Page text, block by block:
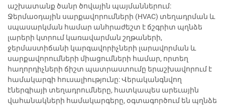
աշխատանք ծանր ծովային պայմաններում:
Ջերմաօդային սարքավորումների (HVAC) տեղադրման և
սպասարկման համար անհրաժեշտ է ճշգրիտ պղնձե
լարերի կտրում կառավարման շղթաների,
ջերմաստիճանի կարգավորիչների լարավորման և
սարքավորումների միացումների համար, որտեղ
հաղորդիչների ճիշտ պատրաստումը երաշխավորում է
համակարգի հուսալիությունը: Վերականգնվող
էներգիայի տեղադրումները, հատկապես արեւային
վահանակների համակարգերը, օգտագործում են պղնձե